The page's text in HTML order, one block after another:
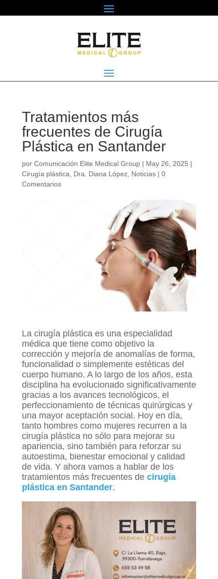
Tratamientos más
frecuentes de Cirugía
Plástica en Santander
por Comunicación Elite Medical Group| May 26, 2025 |
Cirugía plástica, Dra. Diana López, Noticias| 0
Comentarios
La cirugía plástica es una especialidad
médica que tiene como objetivo la
corrección y mejoría de anomalías de forma,
funcionalidad o simplemente estéticas del
cuerpo humano. A lo largo de los años, esta
disciplina ha evolucionado significativamente
gracias a los avances tecnológicos, el
perfeccionamiento de técnicas quirúrgicas y
una mayor aceptación social. Hoy en día,
tanto hombres como mujeres recurren a la
cirugía plástica no sólo para mejorar su
apariencia, sino también para reforzar su
autoestima, bienestar emocional y calidad
de vida. Y ahora vamos a hablar de los
tratamientos más frecuentes de cirugía
plástica en Santander.